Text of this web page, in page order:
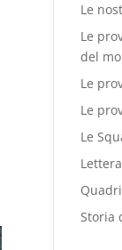
Le
Le
del
Le
Le
Le
Storia